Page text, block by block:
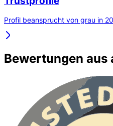
Profil beansprucht von grau in
Bewertungen aus